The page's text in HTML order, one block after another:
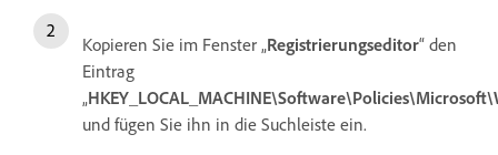
Kopieren Sie im Fenster „Registrierungseditor“ den
Eintrag
„
und fügen Sie ihn in die Suchleiste ein.